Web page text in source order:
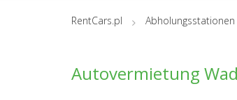
RentCars.pl Abholungsstationen
Autovermietung